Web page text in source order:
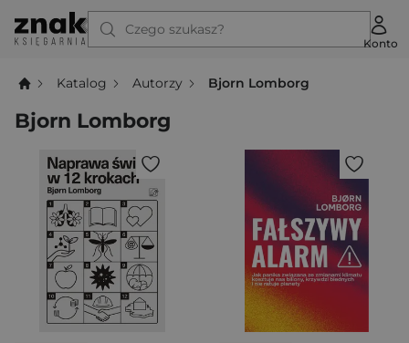
Czego szukasz?
Konto
Katalog Autorzy Bjorn Lomborg
Bjorn Lomborg